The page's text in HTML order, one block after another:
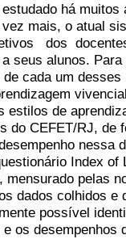
há
mais, o atual
dos
seus alunos.
cada um
estilos de
do CEFET/RJ, de
nessa
Index of
mensurado pelas
dados colhidos
possível
os desempenhos